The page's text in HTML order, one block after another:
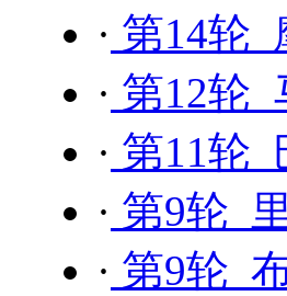
· 第14轮
· 第12轮
· 第11轮
· 第9轮
· 第9轮